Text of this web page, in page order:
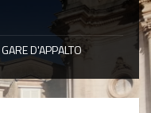
GARE D'APPALTO